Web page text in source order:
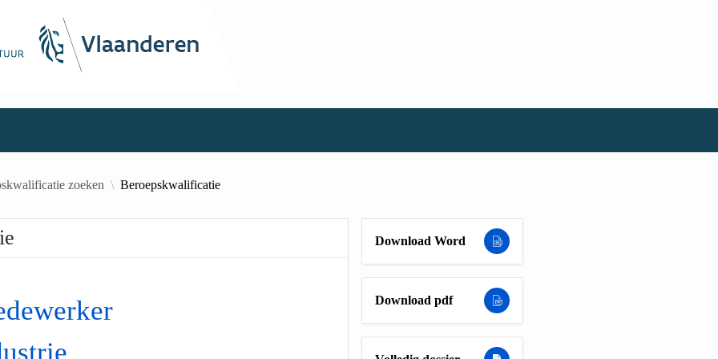
zoeken Beroepskwalificatie
Download Word
Download pdf